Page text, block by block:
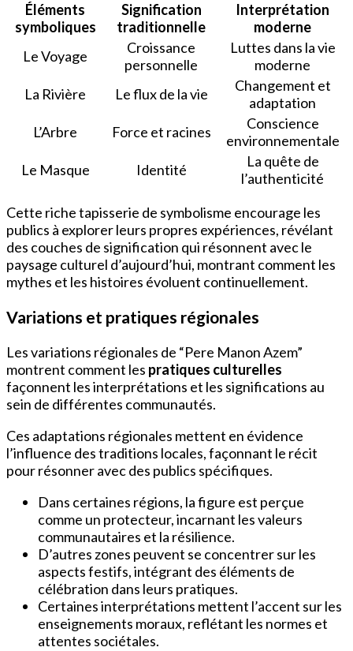
Éléments
symboliques
Signification
traditionnelle
Interprétation
moderne
Le Voyage
Croissance
personnelle
Luttes dans la vie
moderne
La Rivière
Le flux de la vie
Changement et
adaptation
L’Arbre
Force et racines
Conscience
environnementale
Le Masque
Identité
La quête de
l’authenticité
Cette riche tapisserie de symbolisme encourage les
publics à explorer leurs propres expériences, révélant
des couches de signification qui résonnent avec le
paysage culturel d’aujourd’hui, montrant comment les
mythes et les histoires évoluent continuellement.
Variations et pratiques régionales
Les variations régionales de “Pere Manon Azem”
montrent comment les pratiques culturelles
façonnent les interprétations et les significations au
sein de différentes communautés.
Ces adaptations régionales mettent en évidence
l’influence des traditions locales, façonnant le récit
pour résonner avec des publics spécifiques.
Dans certaines régions, la figure est perçue
comme un protecteur, incarnant les valeurs
communautaires et la résilience.
D’autres zones peuvent se concentrer sur les
aspects festifs, intégrant des éléments de
célébration dans leurs pratiques.
Certaines interprétations mettent l’accent sur les
enseignements moraux, reflétant les normes et
attentes sociétales.